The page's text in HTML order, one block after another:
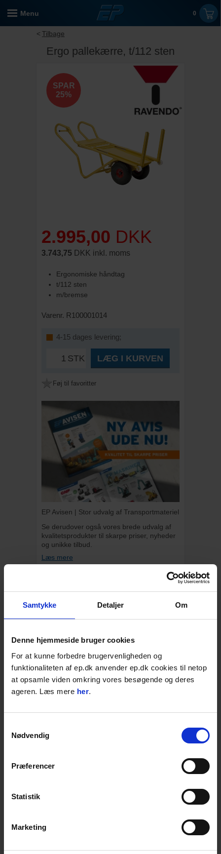
Samtykke Detaljer Om
Denne hjemmeside bruger cookies
For at kunne forbedre brugervenligheden og
funktionaliteten af ep.dk anvender ep.dk cookies til netop
at opsamle viden omkring vores besøgende og deres
ageren. Læs mere her.
Nødvendig
Præferencer
Statistik
Marketing
Menu 0
Tilbage
Ergo pallekærre, t/112 sten
SPAR
25%
2.995,00 DKK
3.743,75 DKK inkl. moms
Ergonomiske håndtag
t/112 sten
m/bremse
Varenr. R100001014
4-15 dages levering;
STK LÆG I KURVEN
Føj til favoritter
EP Avisen | Stor udvalg af Transportmateriel
Se derudover også vores brede udvalg af
kvalitetsprodukter til skarpe priser, nyheder
og unikke tilbud.
Læs mere
Ravendo Ergo pallekærre med ergonomiske
håndtag, luftgummihjul med stålfælg og
Vægt: 37 kg
Luftgummihjul med stålfælg og
Rør: 30 mm